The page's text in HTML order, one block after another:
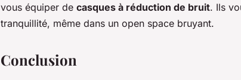
vous équiper de casques à réduction de bruit. Ils
tranquillité, même dans un open space bruyant.
Conclusion